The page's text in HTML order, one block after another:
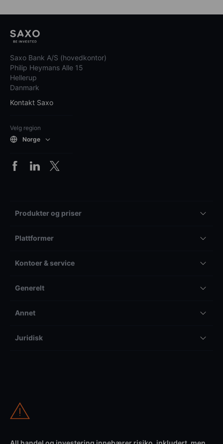
Saxo Bank A/S (hovedkontor)
Philip Heymans Alle 15
Hellerup
Danmark
Kontakt Saxo
Velg region
Norge
Produkter og priser
Plattformer
Kontoer & service
Generelt
Annet
Juridisk